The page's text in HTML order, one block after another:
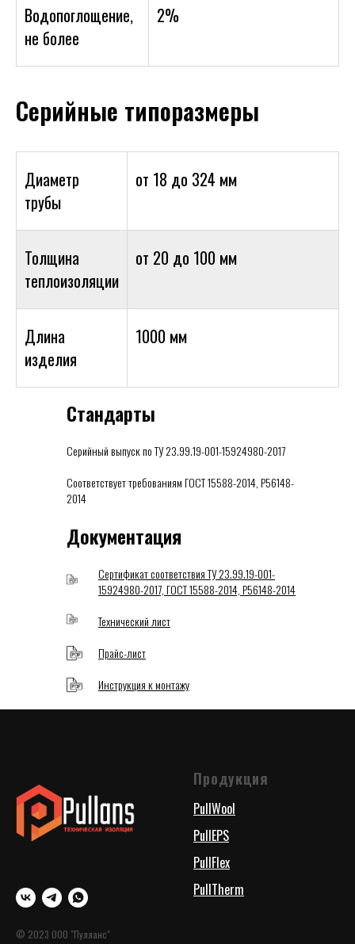
Водопоглощение,
не более
2%
Серийные типоразмеры
Диаметр
трубы
от 18 до 324 мм
Толщина
теплоизоляции
от 20 до 100 мм
Длина
изделия
1000 мм
Сертификат соответствия ТУ 23.99.19-001-
15924980-2017, ГОСТ 15588-2014, Р56148-2014
Документация
Технический лист
Серийный выпуск по ТУ 23.99.19-001-15924980-2017
Стандарты
Соответствует требованиям ГОСТ 15588-2014, Р56148-
2014
Прайс-лист
Инструкция к монтажу
© 2023 ООО "Пулланс"
Продукция
PullWool
PullEPS
PullFlex
PullTherm